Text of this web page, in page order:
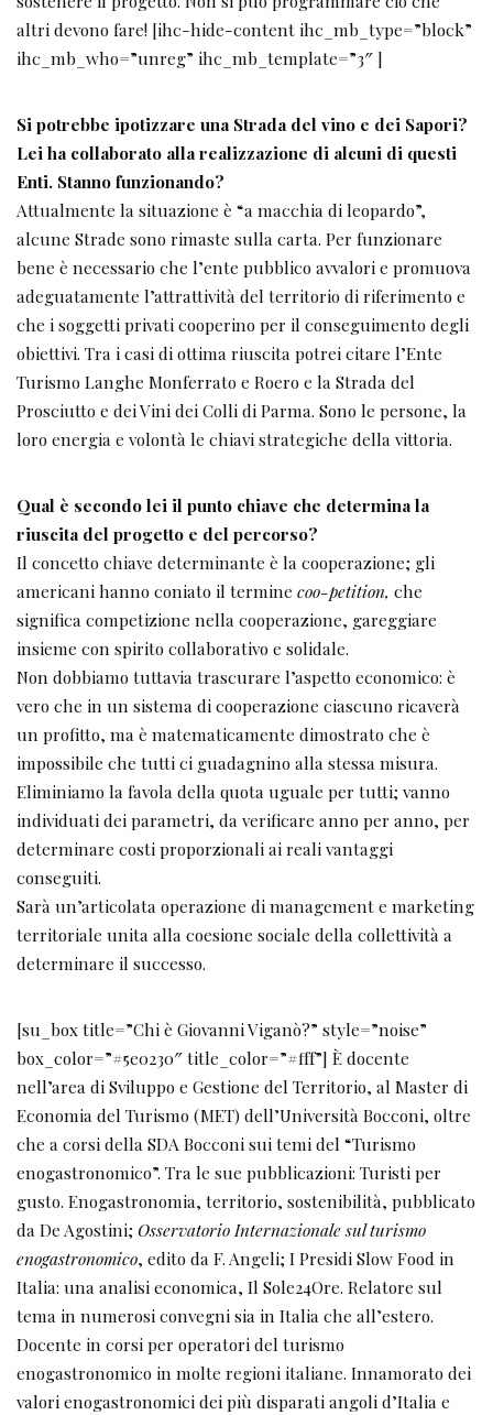
altri devono fare! [ihc-hide-content ihc_mb_type=”block”
ihc_mb_who=”unreg” ihc_mb_template=”3″ ]
Si potrebbe ipotizzare una Strada del vino e dei Sapori?
Lei ha collaborato alla realizzazione di alcuni di questi
Enti. Stanno funzionando?
Attualmente la situazione è “a macchia di leopardo”,
alcune Strade sono rimaste sulla carta. Per funzionare
bene è necessario che l’ente pubblico avvalori e promuova
adeguatamente l’attrattività del territorio di riferimento e
che i soggetti privati cooperino per il conseguimento degli
obiettivi. Tra i casi di ottima riuscita potrei citare l’Ente
Turismo Langhe Monferrato e Roero e la Strada del
Prosciutto e dei Vini dei Colli di Parma. Sono le persone, la
loro energia e volontà le chiavi strategiche della vittoria.
Qual è secondo lei il punto chiave che determinala
riuscita del progetto e del percorso?
Il concetto chiave determinante è la cooperazione; gli
americani hanno coniato il termine coo-petition, che
significa competizione nella cooperazione, gareggiare
insieme con spirito collaborativo e solidale.
Non dobbiamo tuttavia trascurare l’aspetto economico: è
vero che in un sistema di cooperazione ciascuno ricaverà
un profitto, ma è matematicamente dimostrato che è
impossibile che tutti ci guadagnino alla stessa misura.
Eliminiamo la favola della quota uguale per tutti; vanno
individuati dei parametri, da verificare anno per anno, per
determinare costi proporzionali ai reali vantaggi
conseguiti.
Sarà un’articolata operazione di management e marketing
territoriale unita alla coesione sociale della collettività a
determinare il successo.
[su_box title=”Chi è Giovanni Viganò?” style=”noise”
box_color=”#5e0230″ title_color=”#fff”] È docente
nell’area di Sviluppo e Gestione del Territorio, al Master di
Economia del Turismo (MET) dell’Università Bocconi, oltre
che a corsi della SDA Bocconi sui temi del “Turismo
enogastronomico”. Tra le sue pubblicazioni: Turisti per
gusto. Enogastronomia, territorio, sostenibilità, pubblicato
da De Agostini; Osservatorio Internazionale sul turismo
enogastronomico, edito da F. Angeli; I Presidi Slow Food in
Italia: una analisi economica, Il Sole24Ore. Relatore sul
tema in numerosi convegni sia in Italia che all’estero.
Docente in corsi per operatori del turismo
enogastronomico in molte regioni italiane. Innamorato dei
valori enogastronomici dei più disparati angoli d’Italia e